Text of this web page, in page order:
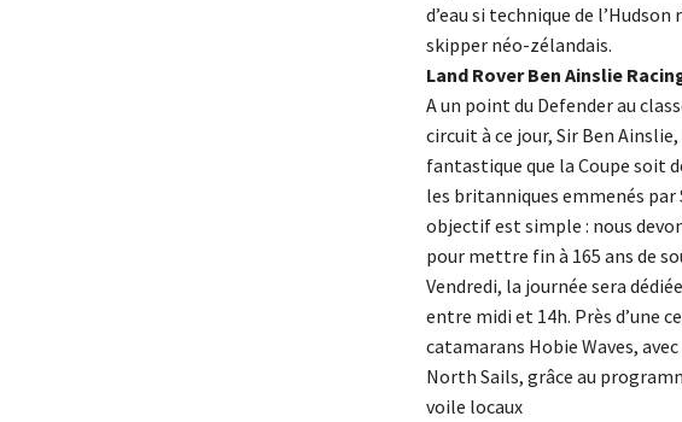
d’eau si technique de
skipper néo-zélandais.
Land Rover Ben Ainslie
A un point du Defender au
circuit à ce jour, Sir Ben
fantastique que la Coupe soit
les britanniques emmenés
objectif est simple : nous
pour mettre fin à 165 ans de
Vendredi, la journée sera
entre midi et 14h. Près d’une
catamarans Hobie Waves,
North Sails, grâce au
voile locaux